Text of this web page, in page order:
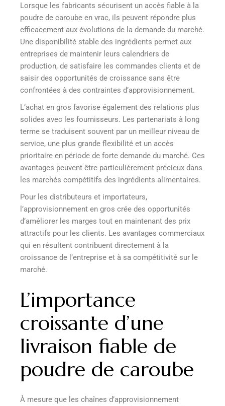
Lorsque les fabricants sécurisent un accès fiable à la
poudre de caroube en vrac, ils peuvent répondre plus
efficacement aux évolutions de la demande du marché.
Une disponibilité stable des ingrédients permet aux
entreprises de maintenir leurs calendriers de
production, de satisfaire les commandes clients et de
saisir des opportunités de croissance sans être
confrontées à des contraintes d’approvisionnement.
L’achat en gros favorise également des relations plus
solides avec les fournisseurs. Les partenariats à long
terme se traduisent souvent par un meilleur niveau de
service, une plus grande flexibilité et un accès
prioritaire en période de forte demande du marché. Ces
avantages peuvent être particulièrement précieux dans
les marchés compétitifs des ingrédients alimentaires.
Pour les distributeurs et importateurs,
l’approvisionnement en gros crée des opportunités
d’améliorer les marges tout en maintenant des prix
attractifs pour les clients. Les avantages commerciaux
qui en résultent contribuent directement à la
croissance de l’entreprise et à sa compétitivité sur le
marché.
L’importance
croissante d’une
livraison fiable de
poudre de caroube
À mesure que les chaînes d’approvisionnement